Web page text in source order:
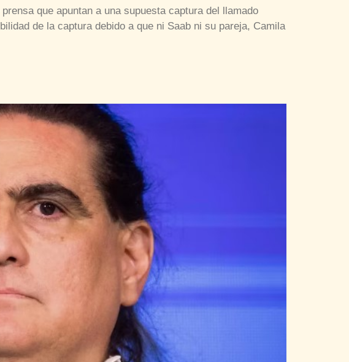
que apuntan a una supuesta captura del llamado
de la captura debido a que ni Saab ni su pareja, Camila